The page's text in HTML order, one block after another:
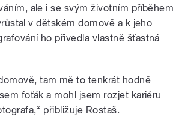
ale i se svým životním příběhem
v dětském domově a k jeho
ho přivedla vlastně šťastná
tam mě to tenkrát hodně
foťák a mohl jsem rozjet kariéru
přibližuje Rostaš.